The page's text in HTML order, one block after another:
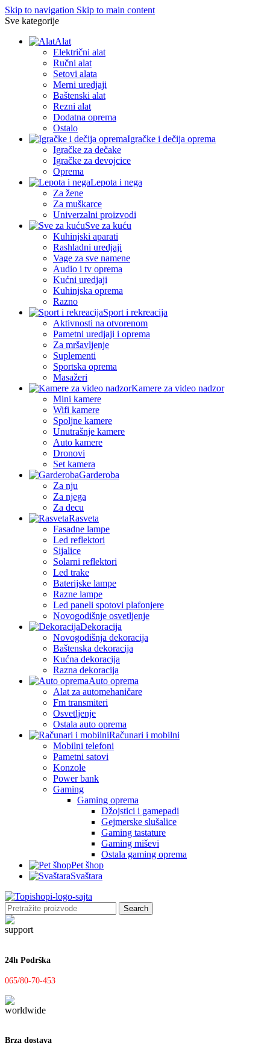
Skip to navigation Skip to main content
Sve kategorije
Alat
Električni alat
Ručni alat
Setovi alata
Merni uredjaji
Baštenski alat
Rezni alat
Dodatna oprema
Ostalo
Igračke i dečija oprema
Igračke za dečake
Igračke za devojcice
Oprema
Lepota i nega
Za žene
Za muškarce
Univerzalni proizvodi
Sve za kuću
Kuhinjski aparati
Rashladni uredjaji
Vage za sve namene
Audio i tv oprema
Kućni uredjaji
Kuhinjska oprema
Razno
Sport i rekreacija
Aktivnosti na otvorenom
Pametni uredjaji i oprema
Za mršavljenje
Suplementi
Sportska oprema
Masažeri
Kamere za video nadzor
Mini kamere
Wifi kamere
Spoljne kamere
Unutrašnje kamere
Auto kamere
Dronovi
Set kamera
Garderoba
Za nju
Za njega
Za decu
Rasveta
Fasadne lampe
Led reflektori
Sijalice
Solarni reflektori
Led trake
Baterijske lampe
Razne lampe
Led paneli spotovi plafonjere
Novogodišnje osvetljenje
Dekoracija
Novogodišnja dekoracija
Baštenska dekoracija
Kućna dekoracija
Razna dekoracija
Auto oprema
Alat za automehaničare
Fm transmiteri
Osvetljenje
Ostala auto oprema
Računari i mobilni
Mobilni telefoni
Pametni satovi
Konzole
Power bank
Gaming
Gaming oprema
Džojstici i gamepadi
Gejmerske slušalice
Gaming tastature
Gaming miševi
Ostala gaming oprema
Pet šhop
Svaštara
Search
24h Podrška
065/80-70-453
Brza dostava